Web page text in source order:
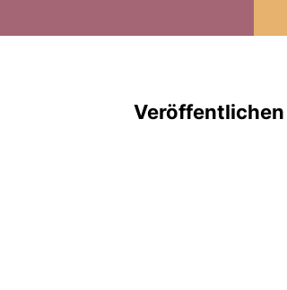
Veröffentlichen